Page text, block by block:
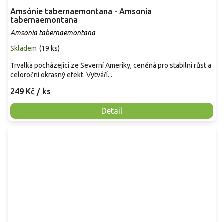
Amsónie tabernaemontana - Amsonia
tabernaemontana
Amsonia tabernaemontana
Skladem (19 ks)
249 Kč / ks
Detail
Trvalka pocházející ze Severní Ameriky, ceněná pro stabilní růst a
celoroční okrasný efekt. Vytváří...